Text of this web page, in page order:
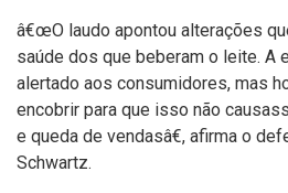
â€œO laudo apontou alterações
saúde dos que beberam o leite. A
alertado aos consumidores, mas
encobrir para que isso não
e queda de vendasâ€, afirma o
Schwartz.